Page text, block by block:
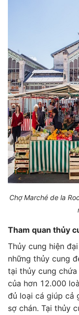
Chợ Marché de la
Tham quan thủy
Thủy cung hiện
những thủy cung
tại thủy cung
của hơn 12.000
đủ loại cá giúp cả
sợ chán. Tại thủy